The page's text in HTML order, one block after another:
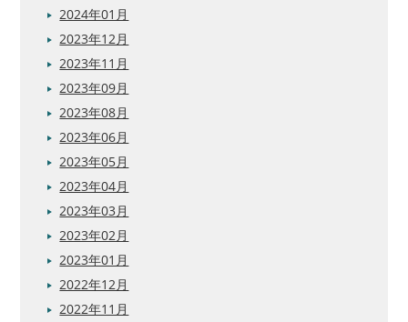
2024年01月
2023年12月
2023年11月
2023年09月
2023年08月
2023年06月
2023年05月
2023年04月
2023年03月
2023年02月
2023年01月
2022年12月
2022年11月